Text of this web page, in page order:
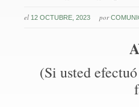
el 12 OCTUBRE, 2023 por
(Si usted